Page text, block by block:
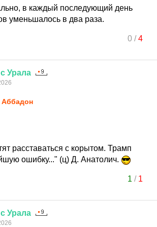
в каждый последующий день
уменьшалось в два раза.
0/4
с Урала
Аббадон
расставаться с корытом. Трамп
ошибку..." (ц) Д. Анатолич.
1 / 1
с Урала